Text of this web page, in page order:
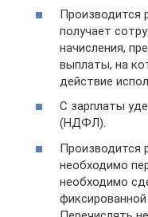
Производится
получает
начисления,
выплаты, на
действие
С зарплаты
(НДФЛ).
Производится
необходимо
необходимо